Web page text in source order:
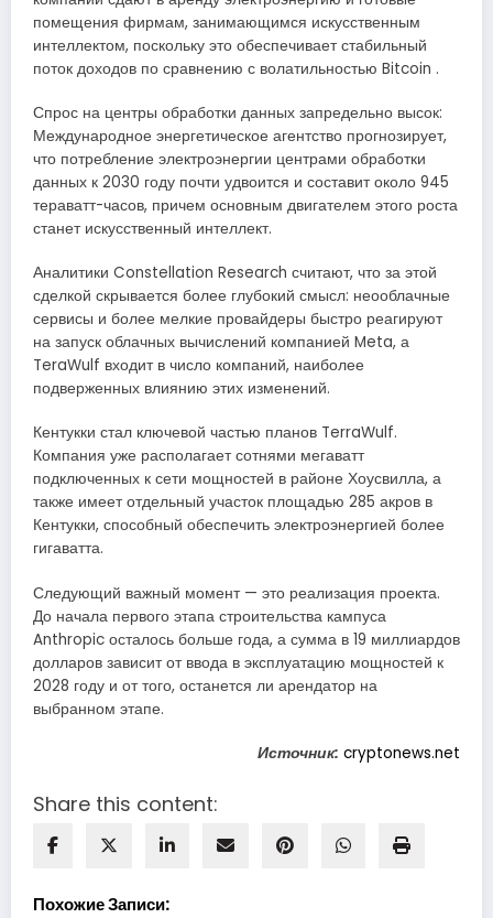
помещения фирмам, занимающимся искусственным
интеллектом, поскольку это обеспечивает стабильный
поток доходов по сравнению с волатильностью Bitcoin .
Спрос на центры обработки данных запредельно высок:
Международное энергетическое агентство прогнозирует,
что потребление электроэнергии центрами обработки
данных к 2030 году почти удвоится и составит около 945
тераватт-часов, причем основным двигателем этого роста
станет искусственный интеллект.
Аналитики Constellation Research считают, что за этой
сделкой скрывается более глубокий смысл: неооблачные
сервисы и более мелкие провайдеры быстро реагируют
на запуск облачных вычислений компанией Meta, а
TeraWulf входит в число компаний, наиболее
подверженных влиянию этих изменений.
Кентукки стал ключевой частью планов TerraWulf.
Компания уже располагает сотнями мегаватт
подключенных к сети мощностей в районе Хоусвилла, а
также имеет отдельный участок площадью 285 акров в
Кентукки, способный обеспечить электроэнергией более
гигаватта.
Следующий важный момент — это реализация проекта.
До начала первого этапа строительства кампуса
Anthropic осталось больше года, а сумма в 19 миллиардов
долларов зависит от ввода в эксплуатацию мощностей к
2028 году и от того, останется ли арендатор на
выбранном этапе.
Источник: cryptonews.net
Share this content:
Похожие Записи: